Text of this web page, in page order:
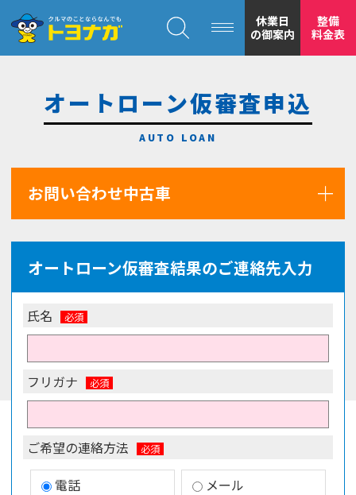
トヨナガの
休業日
の御案内
整備
料金表
オートローン仮審査申込
お問い合わせ中古車
オートローン仮審査結果のご連絡先入力
氏名
フリガナ
ご希望の連絡方法
電話
メール